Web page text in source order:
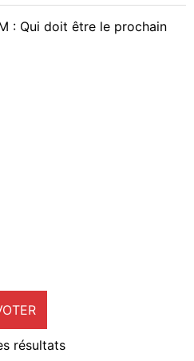
: Qui doit être le prochain
résultats